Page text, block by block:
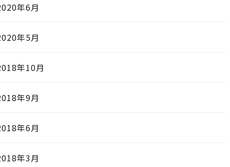
年6月
年5月
年10月
年9月
年6月
年3月